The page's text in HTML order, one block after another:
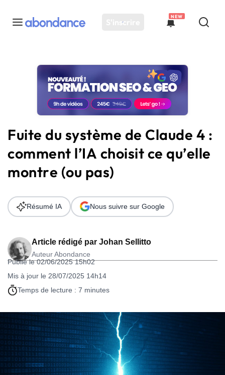
S'inscrire
NEW
Toutes les actus
Actus SEO
Plateforme
Solutions
Ressources
Audit SEO
Fuite du système de Claude 4 :
comment l’IA choisit ce qu’elle
montre (ou pas)
Article rédigé par Johan Sellitto
Auteur Abondance
Publié le 02/06/2025 15h02
Mis à jour le 28/07/2025 14h14
Temps de lecture : 7 minutes
Résumé IA Nous suivre sur Google